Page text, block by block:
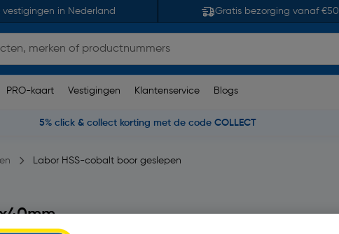
vestigingen in Nederland Gratis bezorging vanaf €50
PRO-kaart Vestigingen Klantenservice Blogs
5% click & collect korting met de code COLLECT
Labor HSS-cobalt boor geslepen